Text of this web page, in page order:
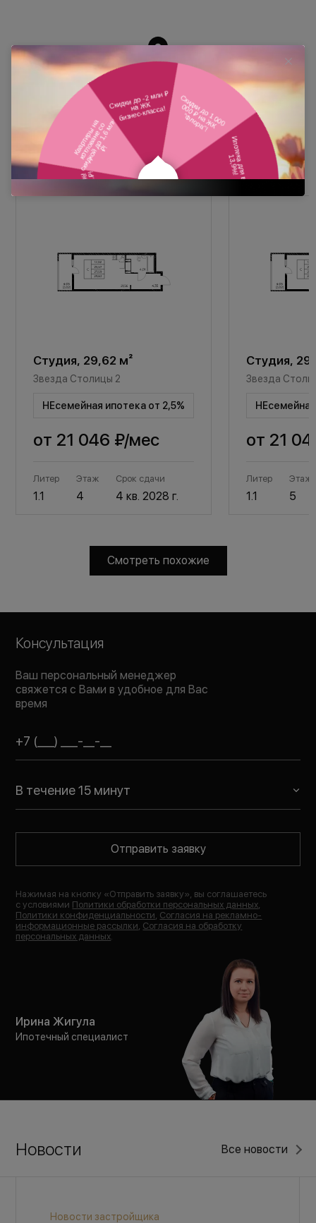
Похожие планировки
Студия, 29,62 м²
Звезда Столицы 2
НЕсемейная ипотека от 2,5%
от 21 046 ₽/мес
Литер
1.1
Этаж
4
Срок сдачи
4 кв. 2028 г.
Студия,
Звезда
от 21
Литер
1.1
Этаж
5
Смотреть похожие
Консультация
Ваш персональный менеджер
свяжется с Вами в удобное для Вас
время
В течение 15 минут
Отправить заявку
Нажимая на кнопку «Отправить заявку», вы соглашаетесь
с условиями Политики обработки персональных данных
Политики конфиденциальности Согласия на рекламно-
информационные рассылки Согласия на обработку
персональных данных
Ирина Жигула
Ипотечный специалист
Новости Все новости
Новости застройщика